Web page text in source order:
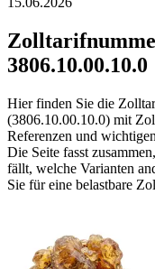
3806.10.00.10.0
Hier finden Sie die
(3806.10.00.10.0) mit
Referenzen und
Die Seite fasst
fällt, welche Varianten
Sie für eine belastbare